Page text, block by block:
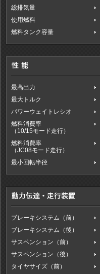
最高出力
最大トルク
パワーウェイトレシオ
燃料消費率
（10/15モード走行）
燃料消費率
（JC08モード走行）
最小回転半径
総排気量
使用燃料
燃料タンク容量
ブレーキシステム（前）
ブレーキシステム（後）
サスペンション（前）
サスペンション（後）
タイヤサイズ（前）